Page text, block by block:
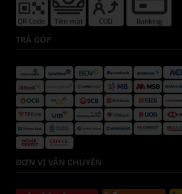
TRẢ GÓP
ĐƠN VỊ VẬN CHUYỂN